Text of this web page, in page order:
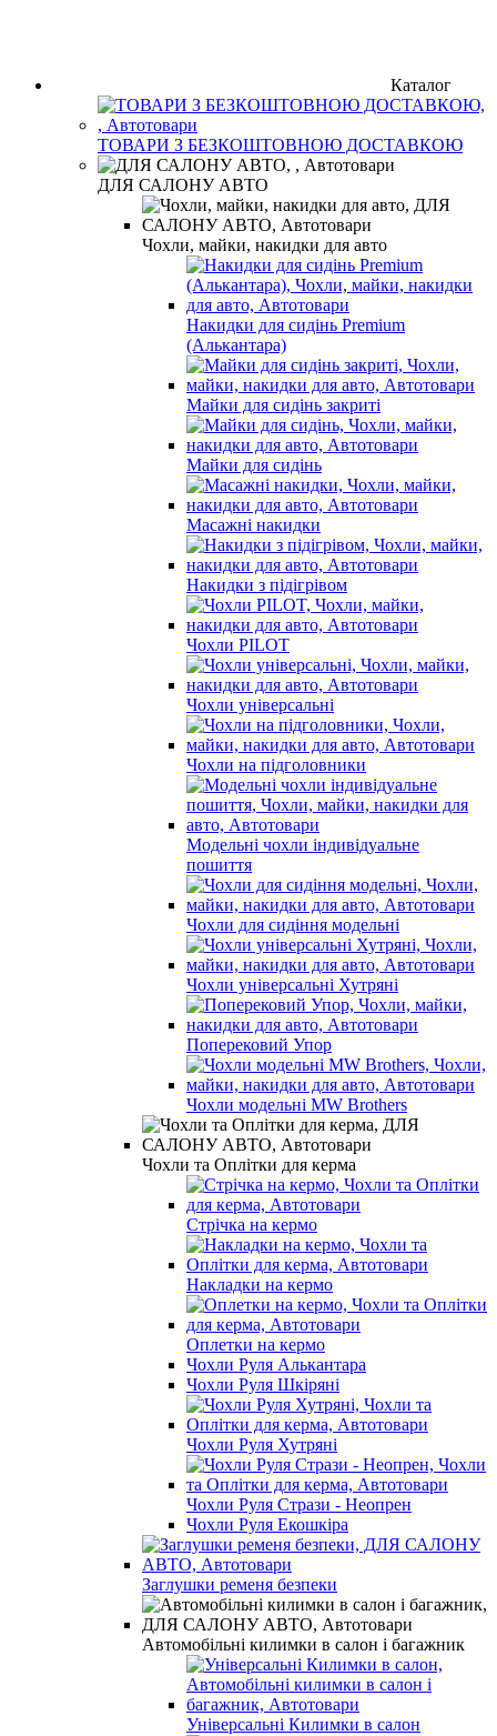
Каталог
ТОВАРИ З БЕЗКОШТОВНОЮ ДОСТАВКОЮ
ДЛЯ САЛОНУ АВТО
Чохли, майки, накидки для авто
Накидки для сидінь Premium
(Алькантара)
Майки для сидінь закриті
Майки для сидінь
Масажні накидки
Накидки з підігрівом
Чохли PILOT
Чохли універсальні
Чохли на підголовники
Модельні чохли індивідуальне
пошиття
Чохли для сидіння модельні
Чохли універсальні Хутряні
Поперековий Упор
Чохли модельні MW Brothers
Чохли та Оплітки для керма
Стрічка на кермо
Накладки на кермо
Оплетки на кермо
Чохли Руля Алькантара
Чохли Руля Шкіряні
Чохли Руля Хутряні
Чохли Руля Стрази - Неопрен
Чохли Руля Екошкіра
Заглушки ременя безпеки
Автомобільні килимки в салон і багажник
Універсальні Килимки в салон